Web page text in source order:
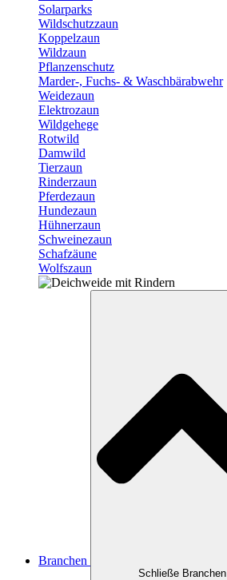
Solarparks
Wildschutzzaun
Koppelzaun
Wildzaun
Pflanzenschutz
Marder-, Fuchs- & Waschbärabwehr
Weidezaun
Elektrozaun
Wildgehege
Rotwild
Damwild
Tierzaun
Rinderzaun
Pferdezaun
Hundezaun
Hühnerzaun
Schweinezaun
Schafzäune
Wolfszaun
Branchen
Schließe Branchen